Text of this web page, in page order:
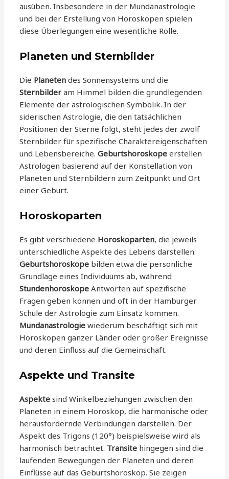
ausüben. Insbesondere in der Mundanastrologie
und bei der Erstellung von Horoskopen spielen
diese Überlegungen eine wesentliche Rolle.
Planeten und Sternbilder
Die Planeten des Sonnensystems und die
Sternbilder am Himmel bilden die grundlegenden
Elemente der astrologischen Symbolik. In der
siderischen Astrologie, die den tatsächlichen
Positionen der Sterne folgt, steht jedes der zwölf
Sternbilder für spezifische Charaktereigenschaften
und Lebensbereiche.Geburtshoroskope erstellen
Astrologen basierend auf der Konstellation von
Planeten und Sternbildern zum Zeitpunkt und Ort
einer Geburt.
Horoskoparten
Es gibt verschiedene Horoskoparten, die jeweils
unterschiedliche Aspekte des Lebens darstellen.
Geburtshoroskope bilden etwa die persönliche
Grundlage eines Individuums ab, während
Stundenhoroskope Antworten auf spezifische
Fragen geben können und oft in der Hamburger
Schule der Astrologie zum Einsatz kommen.
Mundanastrologie wiederum beschäftigt sich mit
Horoskopen ganzer Länder oder großer Ereignisse
und deren Einfluss auf die Gemeinschaft.
Aspekte und Transite
Aspekte sind Winkelbeziehungen zwischen den
Planeten in einem Horoskop, die harmonische oder
herausfordernde Verbindungen darstellen. Der
Aspekt des Trigons (120°) beispielsweise wird als
harmonisch betrachtet. Transite hingegen sind die
laufenden Bewegungen der Planeten und deren
Einflüsse auf das Geburtshoroskop. Sie zeigen